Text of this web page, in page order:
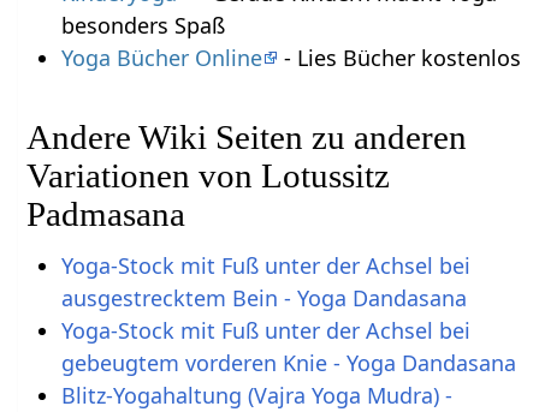
besonders Spaß
Yoga Bücher Online
- Lies Bücher kostenlos
Andere Wiki Seiten zu anderen
Variationen von Lotussitz
Padmasana
Yoga-Stock mit Fuß unter der Achsel bei
ausgestrecktem Bein - Yoga Dandasana
Yoga-Stock mit Fuß unter der Achsel bei
gebeugtem vorderen Knie - Yoga Dandasana
Blitz-Yogahaltung (Vajra Yoga Mudra) -